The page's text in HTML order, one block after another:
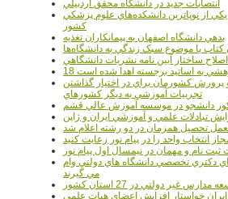
انتصابات جديد در دانشگاه محقق اردبيلي
در يکي از نوپاترين دانشکده‌هاي علوم پزشکي
کشور
بدهي دانشگاه اصفهان به پيمانکاران تغذيه
ساختار آيين نامه نشريات دانشگاهي
به اساتيد برجسته اهدا شده است
پرورش کشورمان براي در اختيار گذاشتن
تجربيات آموزشي به ديگر کشورهاي
دانشجو در موسسه آموزش عالي قشم
تبادلات علمي و آموزشي ايران و ژاپن
تحصیل همزمان در دو رشته اعلام شد
انتخاب واحد را در پیام نور رعایت کنید
ثبت نام و مهمان در نیمسال اول پیام نور
دكتري تخصصي دانشگاه هاي دولتي وام
مي گيرند
غير دولتي در 27 استان کشور
خواستار افزايش اعضاي هيات علمي